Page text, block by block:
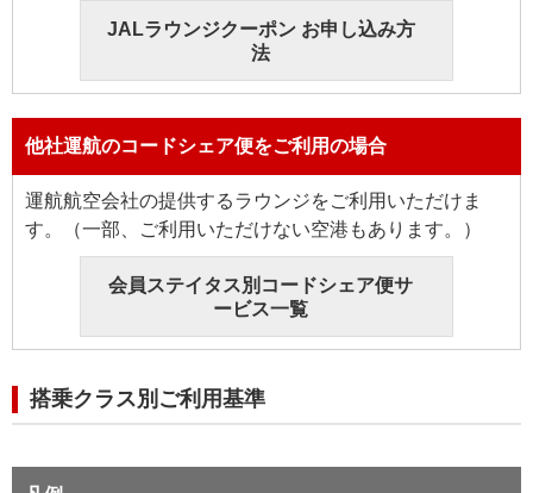
JALラウンジクーポン お申し込み方
法
他社運航のコードシェア便をご利用の場合
運航航空会社の提供するラウンジをご利用いただけま
す。（一部、ご利用いただけない空港もあります。）
会員ステイタス別コードシェア便サ
ービス一覧
搭乗クラス別ご利用基準